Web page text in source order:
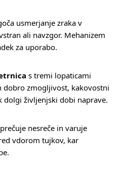
usmerjanje zraka v
ali navzgor. Mehanizem
za uporabo.
s tremi lopaticami
dobro zmogljivost, kakovostni
dolgi življenjski dobi naprave.
nesreče in varuje
vdorom tujkov, kar